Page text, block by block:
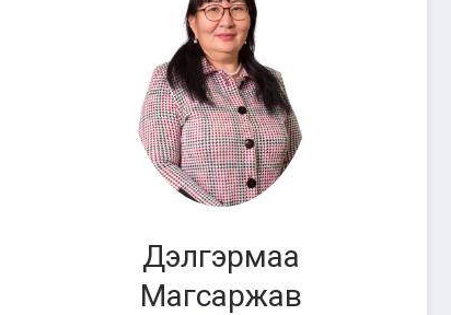
Дэлгэрмаа
Магсаржав